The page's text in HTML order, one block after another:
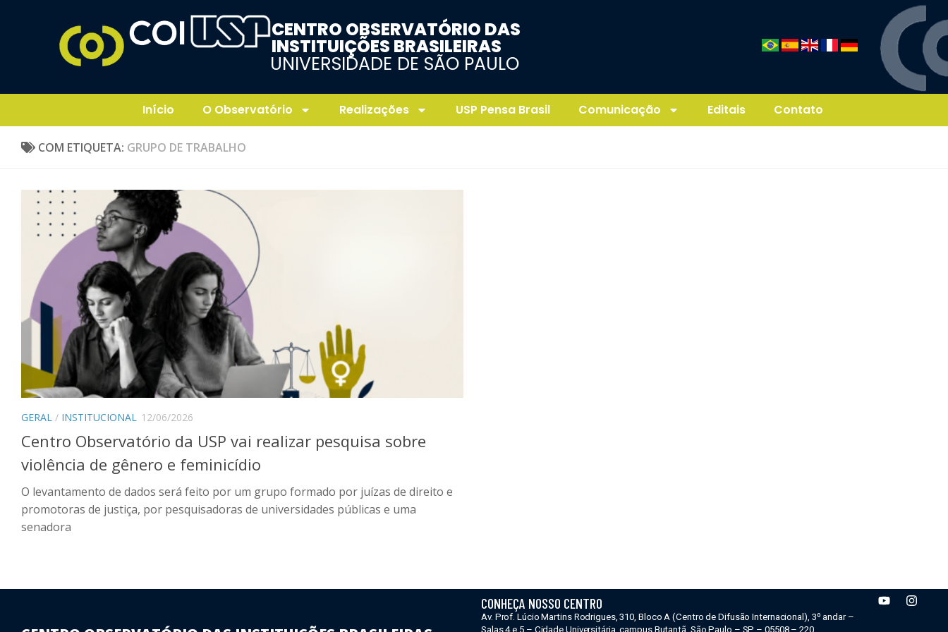
CENTRO OBSERVATÓRIO DAS
INSTITUIÇÕES BRASILEIRAS
UNIVERSIDADE DE SÃO PAULO
Início O Observatório Realizações USP Pensa Brasil Comunicação Editais Contato
COM ETIQUETA: GRUPO DE TRABALHO
GERAL / INSTITUCIONAL 12/06/2026
Centro Observatório da USP vai realizar pesquisa sobre
violência de gênero e feminicídio
O levantamento de dados será feito por um grupo formado por juízas de direito e
promotoras de justiça, por pesquisadoras de universidades públicas e uma
senadora
CONHEÇA NOSSO CENTRO
Av. Prof. Lúcio Martins Rodrigues, 310, Bloco A (Centro de Difusão Internacional), 3º andar –
Salas 4 e 5 – Cidade Universitária, campus Butantã, São Paulo – SP – 05508 – 220